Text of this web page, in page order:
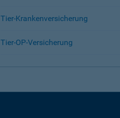
Tier-Krankenversicherung
Tier-OP-Versicherung